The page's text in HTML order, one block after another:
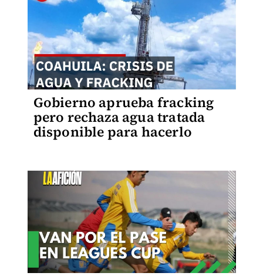
Gobierno aprueba fracking
pero rechaza agua tratada
disponible para hacerlo